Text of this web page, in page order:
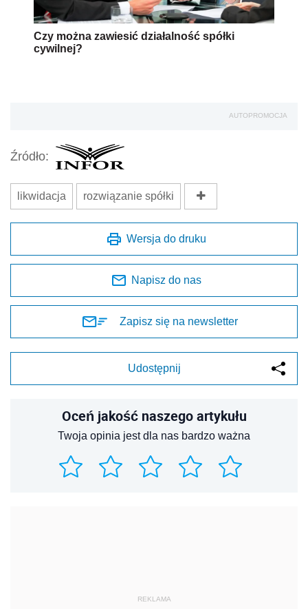
Czy można zawiesić działalność spółki
cywilnej?
AUTOPROMOCJA
Źródło:
likwidacja rozwiązanie spółki
Wersja do druku
Napisz do nas
Zapisz się na newsletter
Udostępnij
Oceń jakość naszego artykułu
Twoja opinia jest dla nas bardzo ważna
REKLAMA